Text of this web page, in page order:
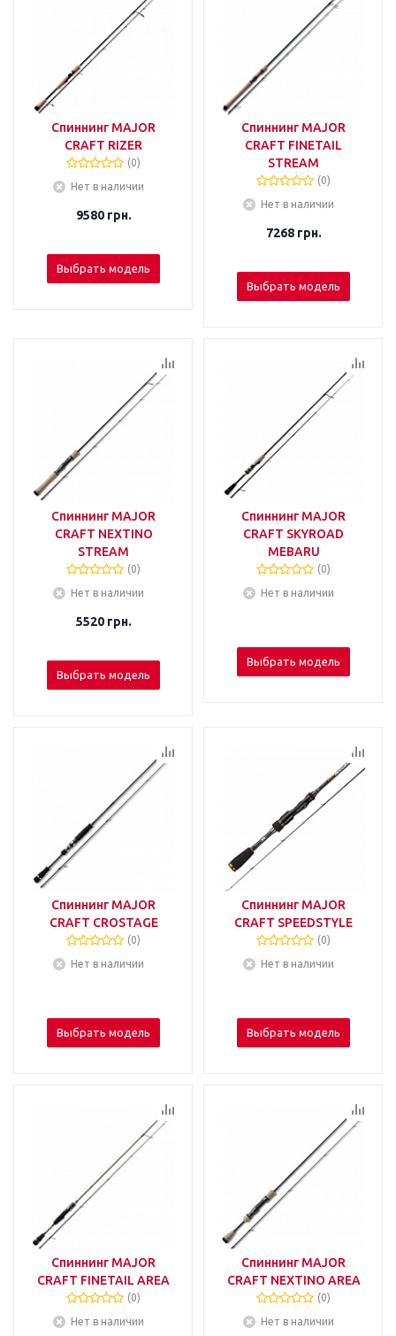
Спиннинг MAJOR
CRAFT RIZER
(0)
Нет в наличии
9580грн.
Выбрать модель
Спиннинг MAJOR
CRAFT FINETAIL
STREAM
(0)
Нет в наличии
7268грн.
Выбрать модель
Спиннинг MAJOR
CRAFT NEXTINO
STREAM
(0)
Нет в наличии
5520грн.
Выбрать модель
Спиннинг MAJOR
CRAFT SKYROAD
MEBARU
(0)
Нет в наличии
Выбрать модель
Спиннинг MAJOR
CRAFT CROSTAGE
(0)
Нет в наличии
Выбрать модель
Спиннинг MAJOR
CRAFT SPEEDSTYLE
(0)
Нет в наличии
Выбрать модель
Спиннинг MAJOR
CRAFT FINETAIL AREA
(0)
Нет в наличии
Спиннинг MAJOR
CRAFT NEXTINO AREA
(0)
Нет в наличии